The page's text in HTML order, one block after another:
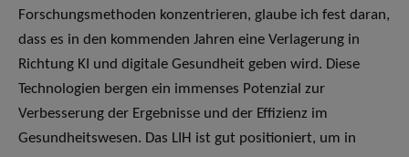
Forschungsmethoden konzentrieren, glaube ich fest daran,
dass es in den kommenden Jahren eine Verlagerung in
Richtung KI und digitale Gesundheit geben wird. Diese
Technologien bergen ein immenses Potenzial zur
Verbesserung der Ergebnisse und der Effizienz im
Gesundheitswesen. Das LIH ist gut positioniert, um in